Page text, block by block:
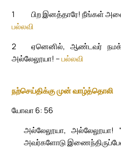
1
பிற இனத்தாரே! நீங்கள்
பல்லவி
2
ஏனெனில், ஆண்டவர்
அல்லேலூயா! –பல்லவி
நற்செய்திக்கு முன் வாழ்த்தொலி
யோவா 6: 56
அல்லேலூயா, அல்லேலூயா!
அவர்களோடு